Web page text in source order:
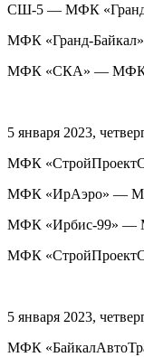
СШ-5 — МФК
МФК «Гранд-
МФК «СКА» — МФК
5 января 2023,
МФК
МФК «ИрАэро» —
МФК «Ирбис-99» —
МФК
5 января 2023,
МФК